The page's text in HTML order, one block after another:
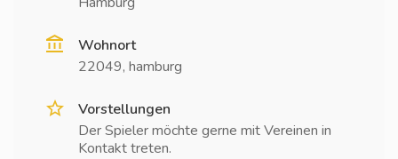
Wohnort
22049, hamburg
Vorstellungen
Der Spieler möchte gerne mit Vereinen in
Kontakt treten.